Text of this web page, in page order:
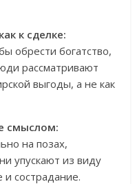
к сделке:
обрести богатство,
рассматривают
выгоды, а не как
смыслом:
на позах,
упускают из виду
сострадание.